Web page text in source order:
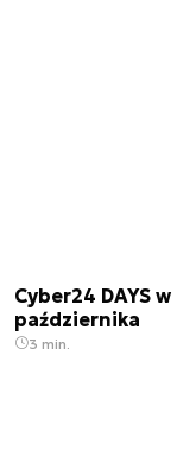
Cyber24 DAYS
października
3 min.